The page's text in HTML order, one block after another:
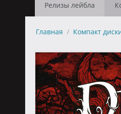
Релизы лейбла
Главная / Компакт